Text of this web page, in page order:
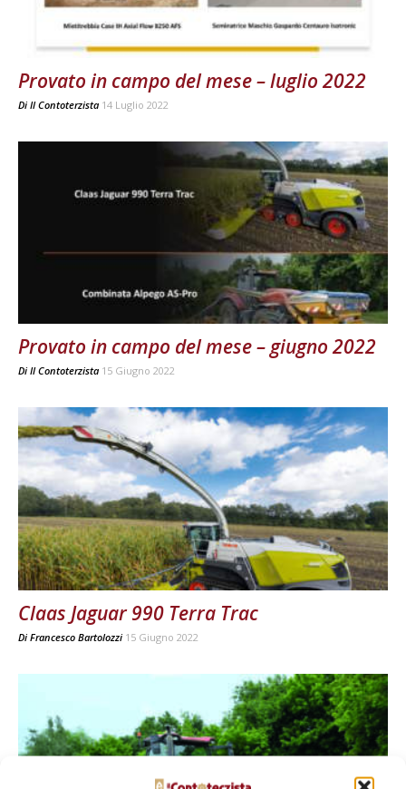
Provato in campo del mese – luglio 2022
Di Il Contoterzista 14 Luglio 2022
Provato in campo del mese – giugno 2022
Di Il Contoterzista 15 Giugno 2022
Claas Jaguar 990 Terra Trac
Di Francesco Bartolozzi 15 Giugno 2022